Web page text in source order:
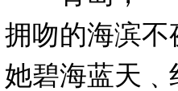
拥吻的海滨
她碧海蓝天